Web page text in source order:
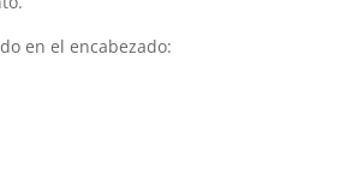
en el encabezado: